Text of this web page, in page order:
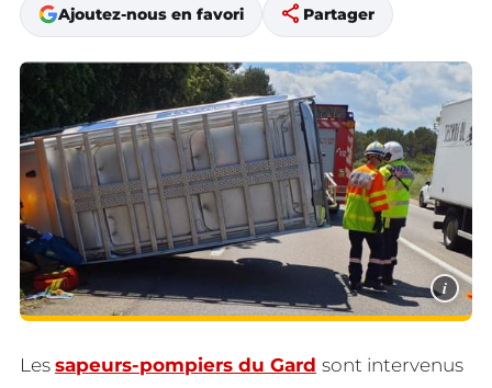
Ajoutez-nous en favori share Partager
i
Les sapeurs-pompiers du Gard sont intervenus